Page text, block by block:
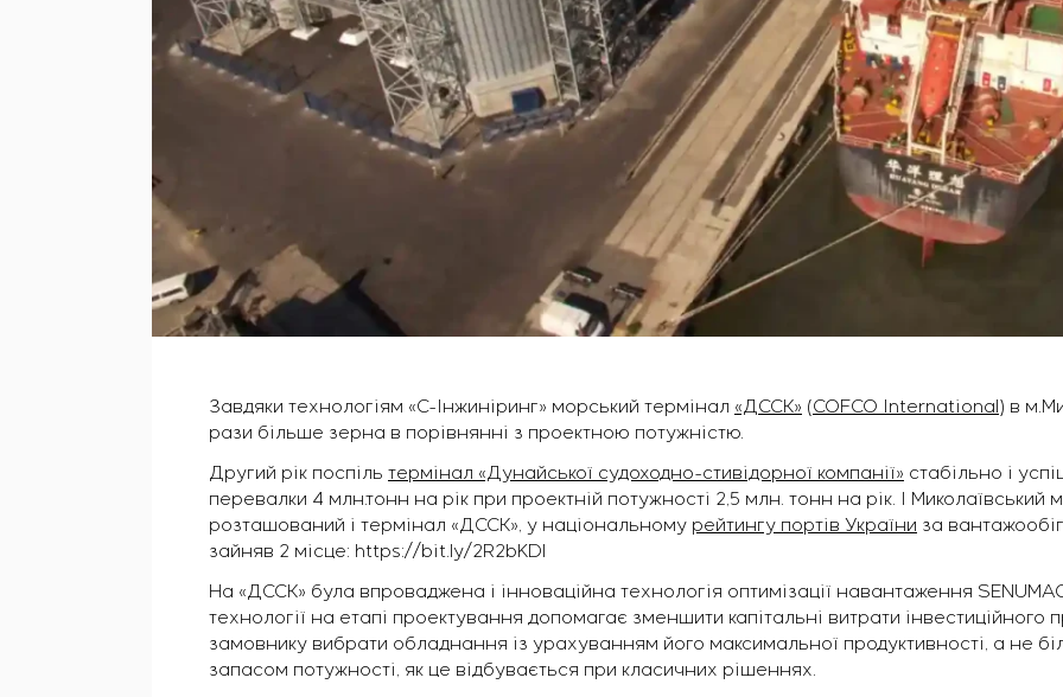
Завдяки технологіям «С-Інжиніринг» морський термінал «ДССК» (COFCO International) в
рази більше зерна в порівнянні з проектною потужністю.
Другий рік поспіль термінал «Дунайської судоходно-стивідорної компанії» стабільно і
перевалки 4 млн.тонн на рік при проектній потужності 2,5 млн. тонн на рік. І Миколаївський
розташований і термінал «ДССК», у національному рейтингу портів України за
зайняв 2 місце: https://bit.ly/2R2bKDl
На «ДССК» була впроваджена і інноваційна технологія оптимізації навантаження
технології на етапі проектування допомагає зменшити капітальні витрати інвестиційного
замовнику вибрати обладнання із урахуванням його максимальної продуктивності, а не
запасом потужності, як це відбувається при класичних рішеннях.